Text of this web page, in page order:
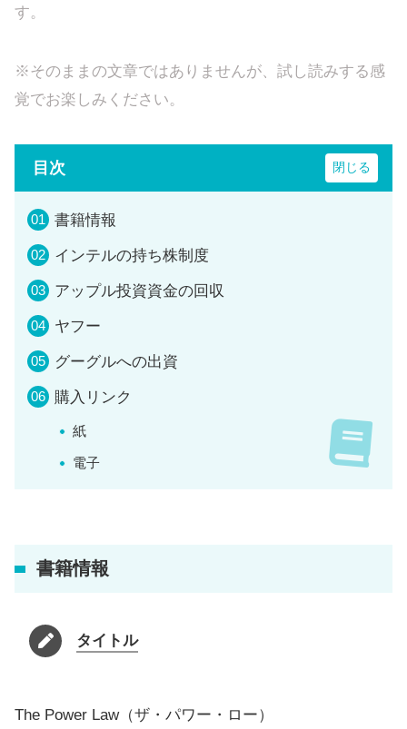
す。
※そのままの文章ではありませんが、試し読みする感
覚でお楽しみください。
目次
書籍情報
インテルの持ち株制度
アップル投資資金の回収
ヤフー
グーグルへの出資
購入リンク
紙
電子
書籍情報
タイトル
The Power Law（ザ・パワー・ロー）